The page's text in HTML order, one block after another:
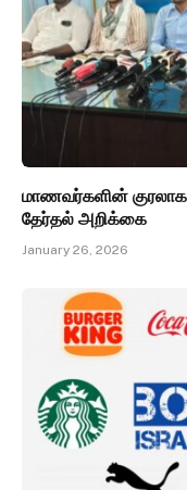
மாணவர்களின்
தேர்தல் அறிக்கை
January 26, 2026